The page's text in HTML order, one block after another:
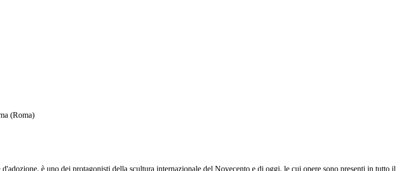
(Roma)
è uno dei protagonisti della scultura internazionale del Novecento e di oggi, le cui opere sono presenti in tutto il